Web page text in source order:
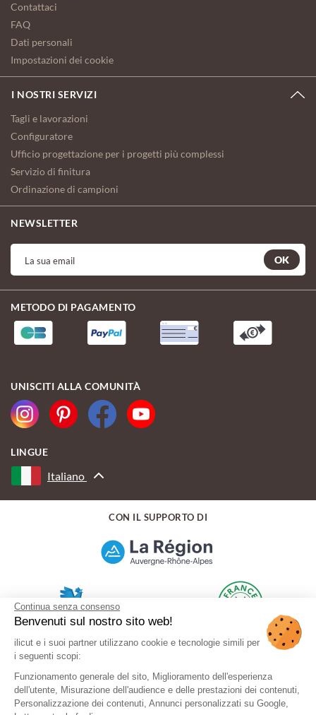
Continua senza consenso
Benvenuti sul nostro sito web!
ilicut e i suoi partner utilizzano cookie e tecnologie simili per
i seguenti scopi:
Funzionamento generale del sito, Miglioramento dell'esperienza
dell'utente, Misurazione dell'audience e delle prestazioni dei contenuti,
Personalizzazione dei contenuti, Annunci personalizzati su Google,
Contattaci
FAQ
Dati personali
Impostazioni dei cookie
I NOSTRI SERVIZI
Tagli e lavorazioni
Configuratore
Ufficio progettazione per i progetti più complessi
Servizio di finitura
Ordinazione di campioni
NEWSLETTER
OK
METODO DI PAGAMENTO
UNISCITI ALLA COMUNITÀ
LINGUE
Italiano
CON IL SUPPORTO DI